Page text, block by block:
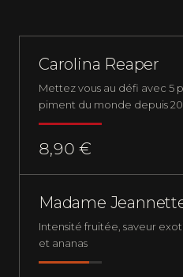
Carolina Reaper
Mettez vous au défi avec 5
piment du monde depuis
8,90 €
Madame
Intensité fruitée, saveur
et ananas